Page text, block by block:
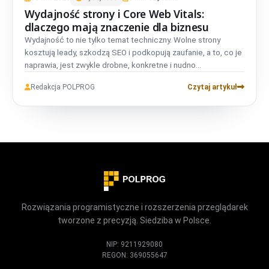
Wydajność strony i Core Web Vitals:
dlaczego mają znaczenie dla biznesu
Wydajność to nie tylko temat techniczny. Wolne strony
kosztują leady, szkodzą SEO i podkopują zaufanie, a to, co je
naprawia, jest zwykle drobne, konkretne i nudno
Redakcja POLPROG Czytaj artykuł
Rozwiązania programistyczne i rozszerzenia przeglądarek
tworzone z precyzją. Siedziba w Polsce.
NIP: 9211929080
REGON: 369055647